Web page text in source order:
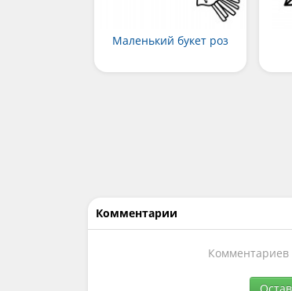
Маленький букет роз
Комментарии
Комментариев